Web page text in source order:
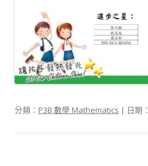
分類： P3B,數學 Mathematics | 日期：